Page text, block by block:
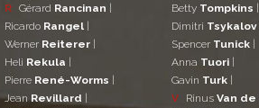
R Gérard Rancinan |
Ricardo Rangel |
Werner Reiterer |
Heli Rekula |
Pierre René-Worms |
Jean Revillard |
Betty Tompkins |
Dimitri Tsykalov
Spencer Tunick |
Anna Tuori |
Gavin Turk |
V
Rinus Van